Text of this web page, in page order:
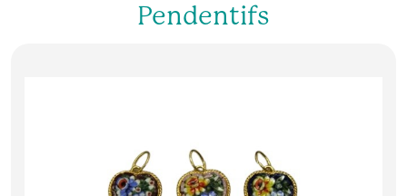
Pendentifs